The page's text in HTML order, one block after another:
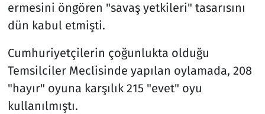
ermesini öngören "savaş yetkileri" tasarısını
dün kabul etmişti.
Cumhuriyetçilerin çoğunlukta olduğu
Temsilciler Meclisinde yapılan oylamada, 208
"hayır" oyuna karşılık 215 "evet" oyu
kullanılmıştı.